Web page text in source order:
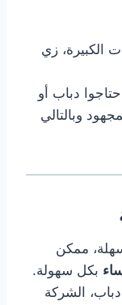
الكبيرة، زي
دباب أو
وبالتالي
ممكن
بكل سهولة.
الشركة